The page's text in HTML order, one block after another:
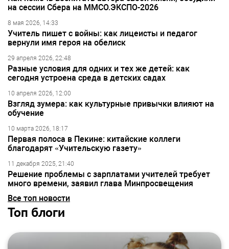
на сессии Сбера на ММСО.ЭКСПО-2026
8 мая 2026, 14:33
Учитель пишет с войны: как лицеисты и педагог
вернули имя героя на обелиск
29 апреля 2026, 22:48
Разные условия для одних и тех же детей: как
сегодня устроена среда в детских садах
10 апреля 2026, 12:00
Взгляд зумера: как культурные привычки влияют на
обучение
10 марта 2026, 18:17
Первая полоса в Пекине: китайские коллеги
благодарят «Учительскую газету»
11 декабря 2025, 21:40
Решение проблемы с зарплатами учителей требует
много времени, заявил глава Минпросвещения
Все топ новости
Топ блоги